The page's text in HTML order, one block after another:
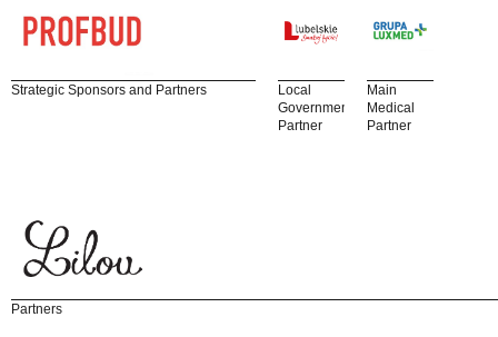
Strategic Sponsors and Partners
Local
Government
Partner
Main
Medical
Partner
Partners